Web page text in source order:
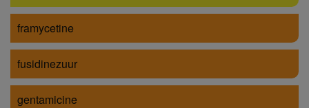
framycetine
fusidinezuur
gentamicine